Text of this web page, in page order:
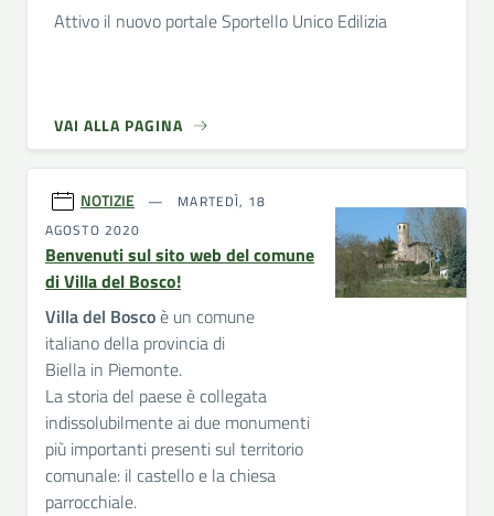
Attivo il nuovo portale Sportello Unico Edilizia
VAI ALLA PAGINA
NOTIZIE
MARTEDÌ, 18
AGOSTO 2020
Benvenuti sul sito web del comune
di Villa del Bosco!
Villa del Boscoè un comune
italiano della provincia di
Biella in Piemonte.
La storia del paese è collegata
indissolubilmente ai due monumenti
più importanti presenti sul territorio
comunale: il castello e la chiesa
parrocchiale.